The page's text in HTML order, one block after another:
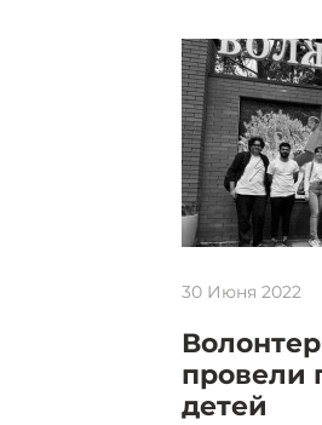
30 Июня 2022
провели
детей